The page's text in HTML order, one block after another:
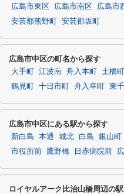
広島市東区 広島市南区 広島市
安芸郡熊野町
安芸郡坂町
広島市中区の町名から探す
大手町 江波南 舟入本町 土橋町
鶴見町
十日市町 舟入幸町 東千
広島市中区にある駅から探す
新白島 本通 城北 白島 銀山町
市役所前
鷹野橋 日赤病院前
ロイヤルアーク比治山橋周辺の